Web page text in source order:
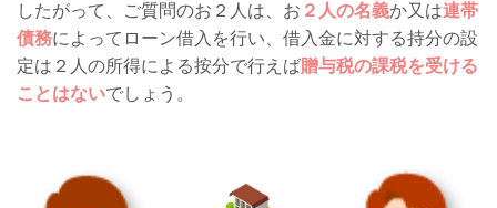
したがって、ご質問のお２人は、お ２人の名義か又は連帯
債務によってローン借入を行い、借入金に対する持分の設
定は２人の所得による按分で行えば贈与税の課税を受ける
ことはないでしょう。